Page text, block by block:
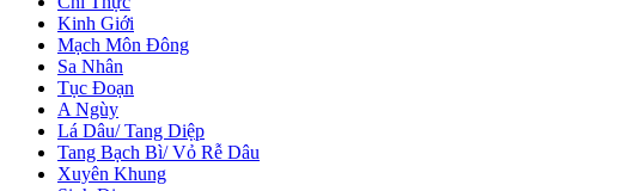
Kinh Giới
Mạch Môn Đông
Sa Nhân
Tục Đoạn
A Ngùy
Lá Dâu/ Tang Diệp
Tang Bạch Bì/ Vỏ Rễ Dâu
Xuyên Khung